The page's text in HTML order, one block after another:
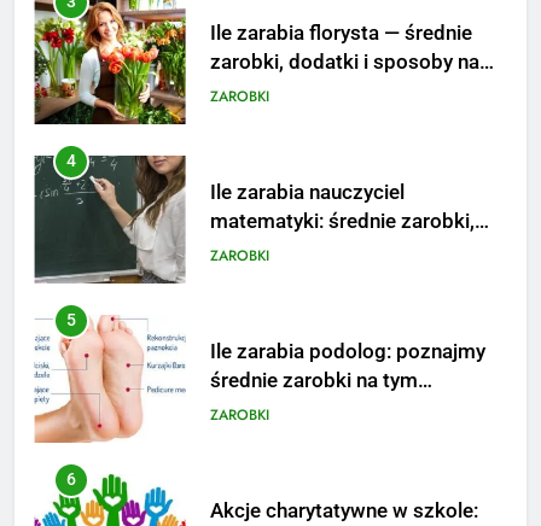
Ile zarabia nauczyciel
matematyki: średnie zarobki,
dodatki i perspektywy
ZAROBKI
5
Ile zarabia podolog: poznajmy
średnie zarobki na tym
stanowisku
ZAROBKI
6
Akcje charytatywne w szkole:
pomysły i przykłady, które
zainspirują
ZAROBKI
7
Jak przygotować się finansowo